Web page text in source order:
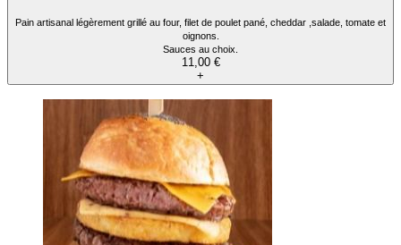
Pain artisanal légèrement grillé au four, filet de poulet pané, cheddar ,salade, tomate et
oignons.
Sauces au choix.
11,00 €
+